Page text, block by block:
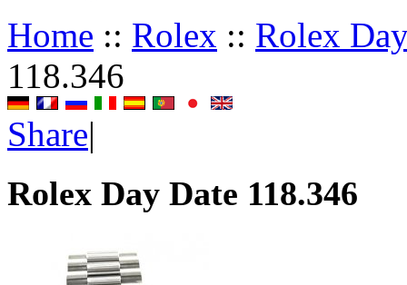
Home :: Rolex :: Rolex
118.346
Share|
Rolex Day Date 118.346